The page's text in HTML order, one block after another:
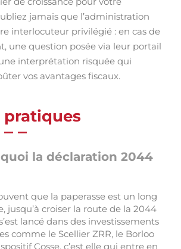
jamais que l’administration
interlocuteur privilégié : en cas de
une question posée via leur portail
interprétation risquée qui
vos avantages fiscaux.
pratiques
quoi la déclaration 2044
que la paperasse est un long
jusqu’à croiser la route de la 2044
lancé dans des investissements
comme le Scellier ZRR, le Borloo
Cosse, c’est elle qui entre en